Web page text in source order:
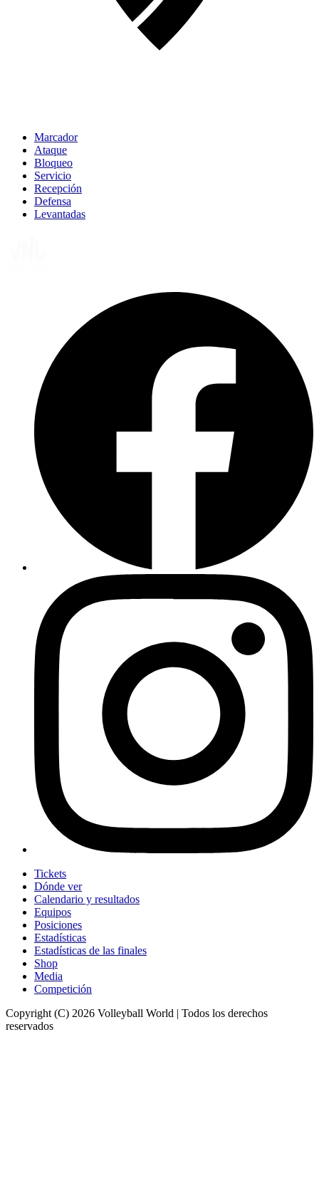
Marcador
Ataque
Bloqueo
Servicio
Recepción
Defensa
Levantadas
Tickets
Dónde ver
Calendario y resultados
Equipos
Posiciones
Estadísticas
Estadísticas de las finales
Shop
Media
Competición
Copyright (C) 2026 Volleyball World | Todos los derechos
reservados